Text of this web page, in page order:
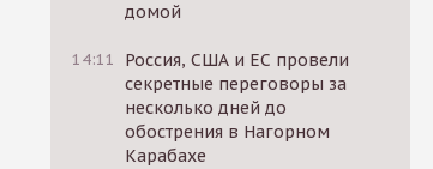
домой
14:11
Россия, США и ЕС провели
секретные переговоры за
несколько дней до
обострения в Нагорном
Карабахе